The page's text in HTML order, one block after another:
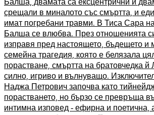
срещали в миналото със смъртта, и
имат погребани травми. В Тиса Сара
Балша се влюбва. През отношенията
изправя пред настоящето, бъдещето и
семейна трагедия, която е белязала
порастване, смъртта на братовчедка
силно, игриво и вълнуващо.
Наджа Петрович започва като
порастването, но бързо се превръща
интимна изповед - ефирна и